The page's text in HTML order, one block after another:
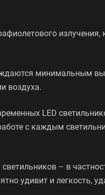
минимальным
воздуха.
LED
с каждым
– в
удивит и легкость,